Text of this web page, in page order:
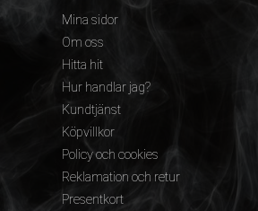
Mina sidor
Om oss
Hitta hit
Hur handlar jag?
Kundtjänst
Köpvillkor
Policy och cookies
Reklamation och retur
Presentkort